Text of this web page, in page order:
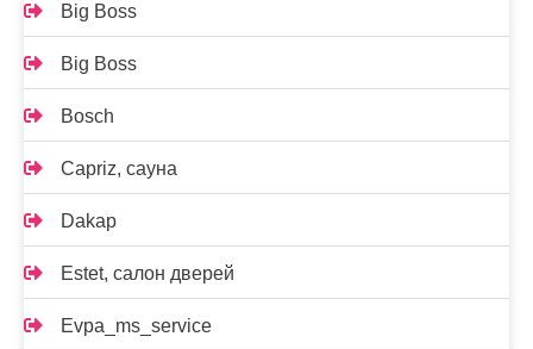
Big Boss
Big Boss
Bosch
Capriz, сауна
Dakap
Estet, салон дверей
Evpa_ms_service